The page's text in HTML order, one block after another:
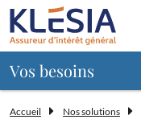
Vos besoins
Accueil Nos solutions